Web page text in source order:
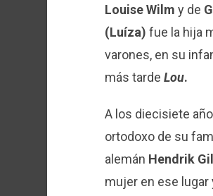
Louise Wilm y de
(Luíza) fue la hija
varones, en su
más tarde Lou.
A los diecisiete
ortodoxo de su
alemán Hendrik
mujer en ese